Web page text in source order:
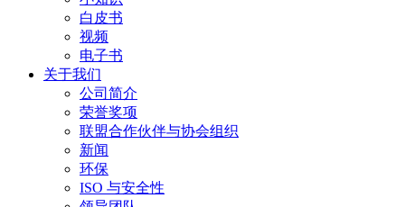
白皮书
视频
电子书
关于我们
公司简介
荣誉奖项
联盟合作伙伴与协会组织
新闻
环保
ISO 与安全性